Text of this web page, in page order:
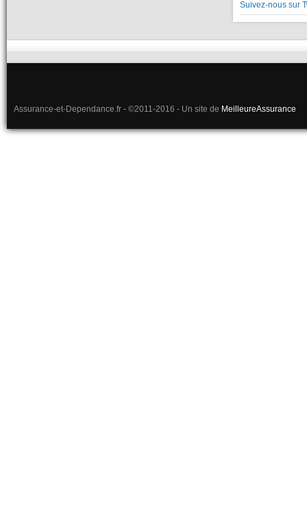
Suivez-nous sur
Assurance-et-Dependance.fr - ©2011-2016 - Un site de MeilleureAssurance